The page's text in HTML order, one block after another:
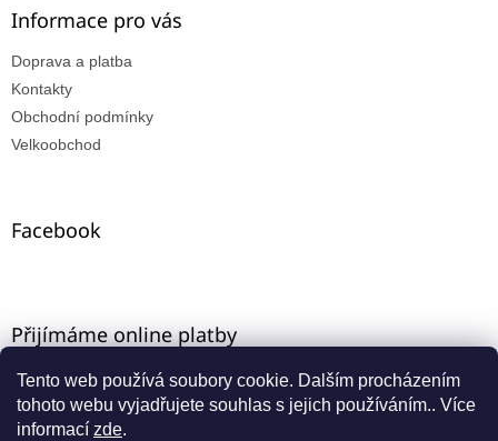
Tento web používá soubory cookie. Dalším procházením
tohoto webu vyjadřujete souhlas s jejich používáním.. Více
informací zde.
Informace pro vás
Doprava a platba
Kontakty
Obchodní podmínky
Velkoobchod
Facebook
Přijímáme online platby